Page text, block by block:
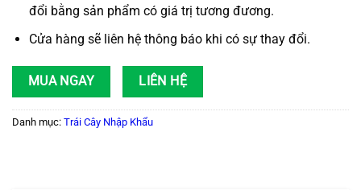
đổi bằng sản phẩm có giá trị tương đương.
Cửa hàng sẽ liên hệ thông báo khi có sự thay đổi.
MUA NGAY LIÊN HỆ
Danh mục: Trái Cây Nhập Khẩu